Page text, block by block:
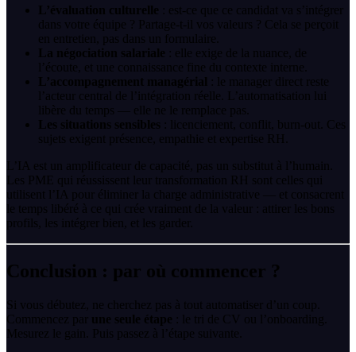
L’évaluation culturelle : est-ce que ce candidat va s’intégrer
dans votre équipe ? Partage-t-il vos valeurs ? Cela se perçoit
en entretien, pas dans un formulaire.
La négociation salariale : elle exige de la nuance, de
l’écoute, et une connaissance fine du contexte interne.
L’accompagnement managérial : le manager direct reste
l’acteur central de l’intégration réelle. L’automatisation lui
libère du temps — elle ne le remplace pas.
Les situations sensibles : licenciement, conflit, burn-out. Ces
sujets exigent présence, empathie et expertise RH.
L’IA est un amplificateur de capacité, pas un substitut à l’humain.
Les PME qui réussissent leur transformation RH sont celles qui
utilisent l’IA pour éliminer la charge administrative — et consacrent
le temps libéré à ce qui crée vraiment de la valeur : attirer les bons
profils, les intégrer bien, et les garder.
Conclusion : par où commencer ?
Si vous débutez, ne cherchez pas à tout automatiser d’un coup.
Commencez par une seule étape : le tri de CV ou l’onboarding.
Mesurez le gain. Puis passez à l’étape suivante.